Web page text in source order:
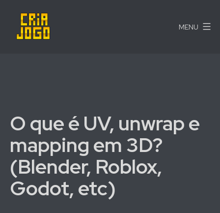
MENU
O que é UV, unwrap e
mapping em 3D?
(Blender, Roblox,
Godot, etc)